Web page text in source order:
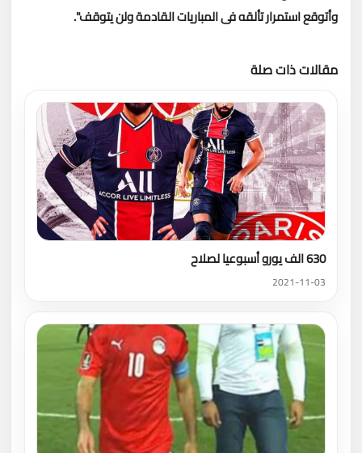
وأتوقع استمرار تألقه فى المباريات القادمة ولن يتوقف".
مقالات ذات صلة
630 الف يورو أسبوعيا لصلاح
2021-11-03